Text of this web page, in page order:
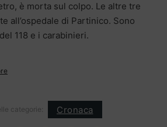
è morta sul colpo. Le altre tre
all’ospedale di Partinico. Sono
118 e i carabinieri.
categorie: Cronaca